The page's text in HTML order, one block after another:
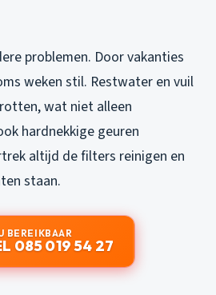
problemen. Door vakanties
weken stil. Restwater en vuil
wat niet alleen
hardnekkige geuren
altijd de filters reinigen en
staan.
BEREIKBAAR
085 019 54 27